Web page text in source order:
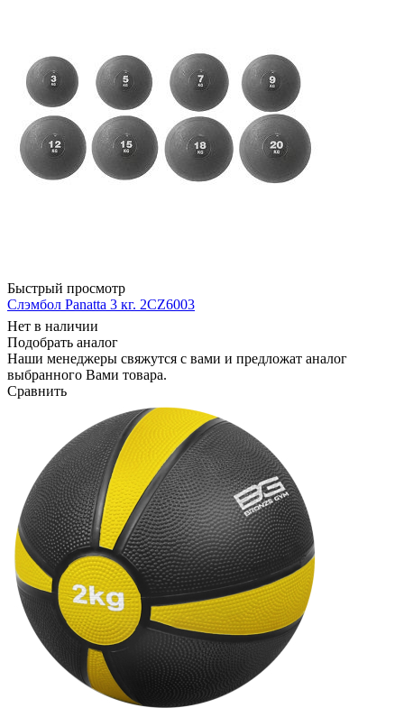
Быстрый просмотр
Слэмбол Panatta 3 кг. 2CZ6003
Нет в наличии
Подобрать аналог
Наши менеджеры свяжутся с вами и предложат аналог
выбранного Вами товара.
Сравнить